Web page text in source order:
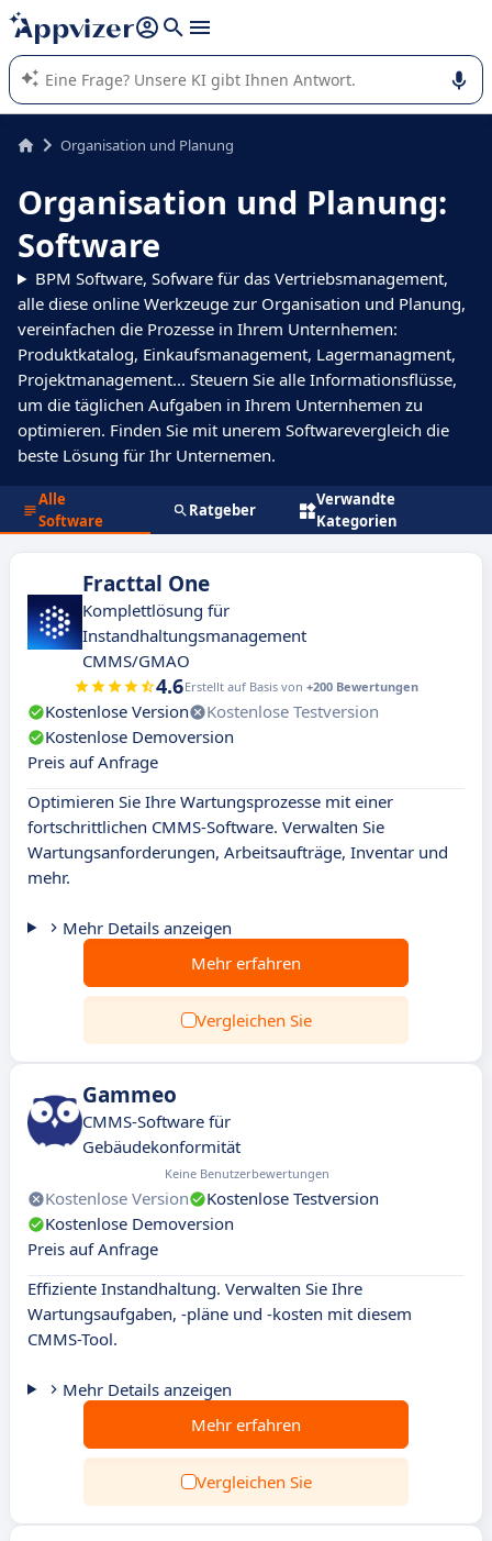
beantworten (mehrere Zeilen mit
Die KI von Appvizer führt Sie bei der Nutzung oder Auswahl
von SaaS-Software in Unternehmen.
Organisation und Planung
Organisation und Planung:
Software
BPM Software, Sofware für das Vertriebsmanagement,
alle diese online Werkzeuge zur Organisation und Planung,
vereinfachen die Prozesse in Ihrem Unternhemen:
Produktkatalog, Einkaufsmanagement, Lagermanagment,
Projektmanagement... Steuern Sie alle Informationsflüsse,
um die täglichen Aufgaben in Ihrem Unternhemen zu
optimieren. Finden Sie mit unerem Softwarevergleich die
beste Lösung für Ihr Unternemen.
Alle
Software
Ratgeber
Verwandte
Kategorien
Fracttal One
Komplettlösung für
Instandhaltungsmanagement
CMMS/GMAO
4.6Erstellt auf Basis von +200 Bewertungen
Kostenlose Version
Kostenlose Testversion
Kostenlose Demoversion
Preis auf Anfrage
Optimieren Sie Ihre Wartungsprozesse mit einer
fortschrittlichen CMMS-Software. Verwalten Sie
Wartungsanforderungen, Arbeitsaufträge, Inventar und
mehr.
Mehr Details anzeigen
Mehr erfahren
Vergleichen Sie
Gammeo
CMMS-Software für
Gebäudekonformität
Keine Benutzerbewertungen
Kostenlose Version
Kostenlose Testversion
Kostenlose Demoversion
Preis auf Anfrage
Effiziente Instandhaltung. Verwalten Sie Ihre
Wartungsaufgaben, -pläne und -kosten mit diesem
CMMS-Tool.
Mehr Details anzeigen
Mehr erfahren
Vergleichen Sie